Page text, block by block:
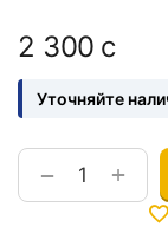
2 300 с
Уточняйте
+
−